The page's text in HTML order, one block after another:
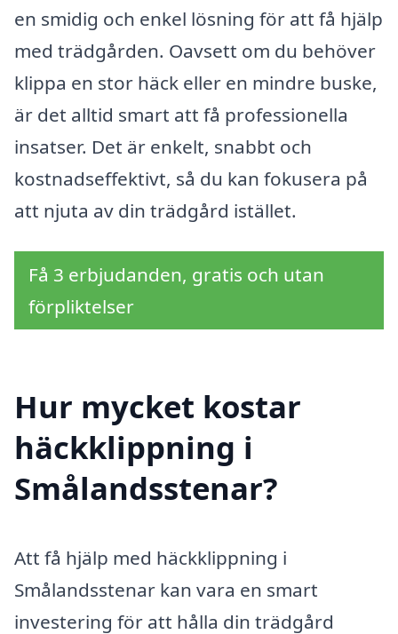
en smidig och enkel lösning för att få hjälp
med trädgården. Oavsett om du behöver
klippa en stor häck eller en mindre buske,
är det alltid smart att få professionella
insatser. Det är enkelt, snabbt och
kostnadseffektivt, så du kan fokusera på
att njuta av din trädgård istället.
Få 3 erbjudanden, gratis och utan
förpliktelser
Hur mycket kostar
häckklippning i
Smålandsstenar?
Att få hjälp med häckklippning i
Smålandsstenar kan vara en smart
investering för att hålla din trädgård